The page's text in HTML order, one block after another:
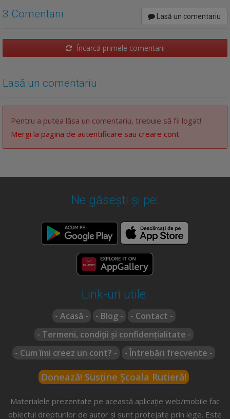
3 Comentarii Lasă un comentariu
Încarcă primele comentarii
Lasă un comentariu
Pentru a putea lăsa un comentariu, trebuie să fii logat!
Mergi la pagina de autentificare sau creare cont
Ne găsești și pe:
Link-uri utile:
- Acasă - - Blog -
- Contact -
- Termeni, condiții și confidențialitate -
- Cum îmi creez un cont? -
- Întrebări frecvente -
Donează! Susține Școala Rutieră!
Materialele prezentate pe această aplicație web/mobile fac
obiectul drepturilor de autor și sunt protejate prin lege. Este